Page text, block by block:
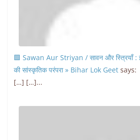
🟩 Sawan Aur Striyan / सावन और स्त्रियाँ :
की सांस्कृतिक परंपरा » Bihar Lok Geet says:
[…] […]...